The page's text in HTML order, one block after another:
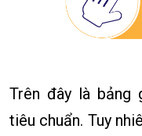
Trên đây là bảng
tiêu chuẩn. Tuy